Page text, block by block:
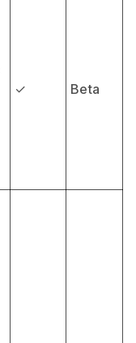
✓ Beta